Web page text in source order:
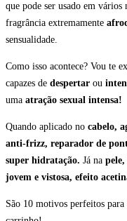
que pode ser usado em
fragrância extremamente
sensualidade.
Como isso acontece? Vou te
capazes de despertar ou
uma atração sexual intensa!
Quando aplicado no cabelo,
anti-frizz, reparador de
super hidratação. Já na
jovem e vistosa, efeito
São 10 motivos perfeitos